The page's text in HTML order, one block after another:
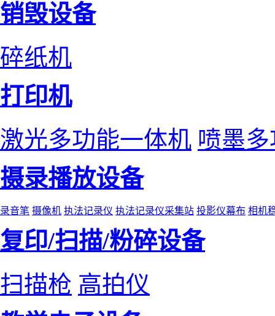
销毁设备
碎纸机
打印机
激光多功能一体机 喷墨
摄录播放设备
录音笔 摄像机 执法记录仪 执法记录仪采集站 投影仪幕布 相机
复印/扫描/粉碎设备
扫描枪 高拍仪